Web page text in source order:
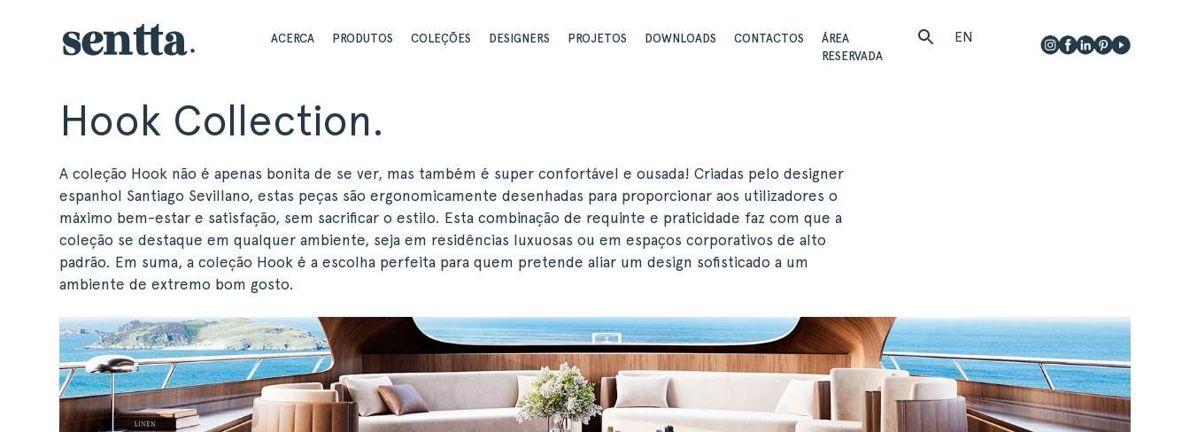
ACERCA PRODUTOS COLEÇÕES DESIGNERS PROJETOS DOWNLOADS CONTACTOS
ÁREA
RESERVADA
EN
Hook Collection.
A coleção Hook não é apenas bonita de se ver, mas também é super confortável e ousada! Criadas pelo designer
espanhol Santiago Sevillano, estas peças são ergonomicamente desenhadas para proporcionar aos utilizadores o
máximo bem-estar e satisfação, sem sacrificar o estilo. Esta combinação de requinte e praticidade faz com que a
coleção se destaque em qualquer ambiente, seja em residências luxuosas ou em espaços corporativos de alto
padrão. Em suma, a coleção Hook é a escolha perfeita para quem pretende aliar um design sofisticado a um
ambiente de extremo bom gosto.